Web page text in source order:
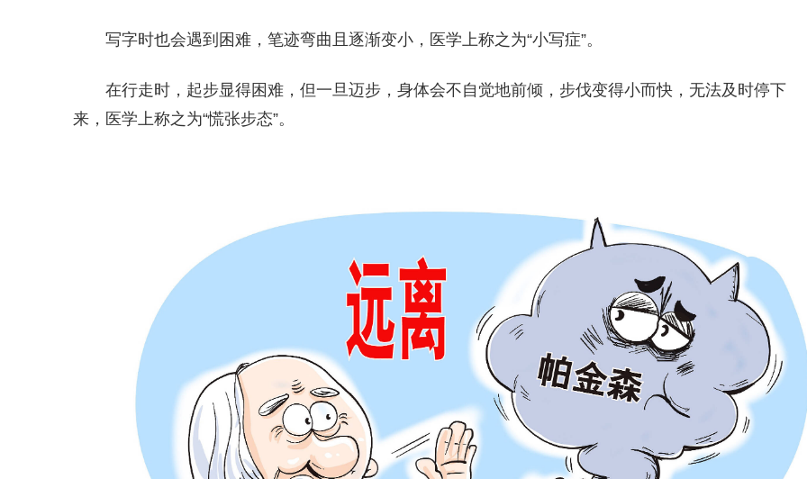
写字时也会遇到困难，笔迹弯曲且逐渐变小，医学上称之为“小写症”。
在行走时，起步显得困难，但一旦迈步，身体会不自觉地前倾，步伐变得小而快，无法及时停下
来，医学上称之为“慌张步态”。